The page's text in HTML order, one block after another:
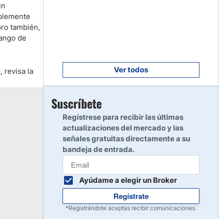
también,
de
revisa la
Leer reseña
10
Ver todos
Suscríbete
Regístrese para recibir las últimas
actualizaciones del mercado y las
señales gratuitas directamente a su
bandeja de entrada.
Ayúdame a elegir un Broker
Regístrate
*Registrándote aceptas recibir comunicaciones.